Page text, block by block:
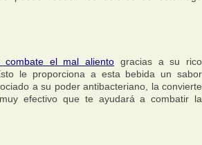
el mal aliento gracias a su rico
le proporciona a esta bebida un sabor
a su poder antibacteriano, la convierte
efectivo que te ayudará a combatir la